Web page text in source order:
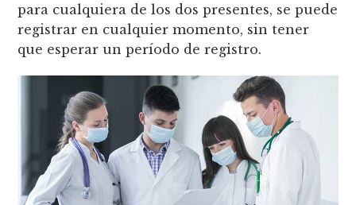
para cualquiera de los dos presentes, se puede
registrar en cualquier momento, sin tener
que esperar un período de registro.